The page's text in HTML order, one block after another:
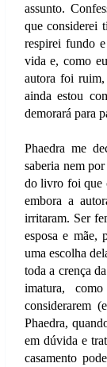
assunto.
que considerei
respirei fundo
vida e, como
autora foi
ainda estou
demorará para
Phaedra me
saberia nem
do livro foi que
embora a
irritaram. Ser
esposa e mãe,
uma escolha
toda a crença
imatura,
considerarem
Phaedra,
em dúvida e
casamento